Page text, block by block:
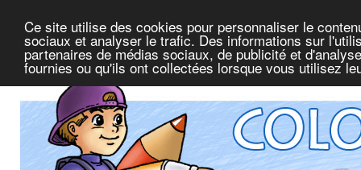
Ce site utilise des cookies pour personnaliser le
sociaux et analyser le trafic. Des informations sur
partenaires de médias sociaux, de publicité et
fournies ou qu'ils ont collectées lorsque vous utilisez